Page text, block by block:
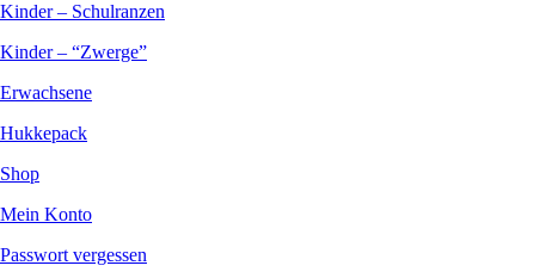
Kinder – Schulranzen
Kinder – “Zwerge”
Erwachsene
Hukkepack
Shop
Mein Konto
Passwort vergessen